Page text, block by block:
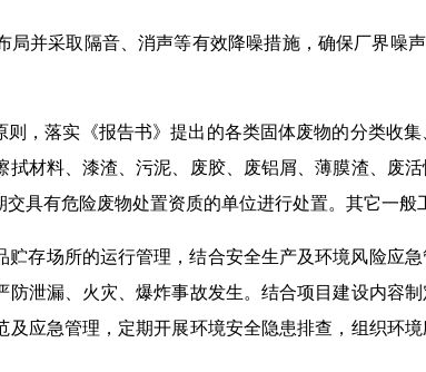
局并采取隔音、消声等有效降噪措施，确保厂界噪
则，落实《报告书》提出的各类固体废物的分类收
材料、漆渣、污泥、废胶、废铝屑、薄膜渣、废
具有危险废物处置资质的单位进行处置。其它一般
贮存场所的运行管理，结合安全生产及环境风险应
泄漏、火灾、爆炸事故发生。结合项目建设内容
应急管理，定期开展环境安全隐患排查，组织环